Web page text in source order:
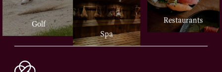
Golf
Spa
Restaurants